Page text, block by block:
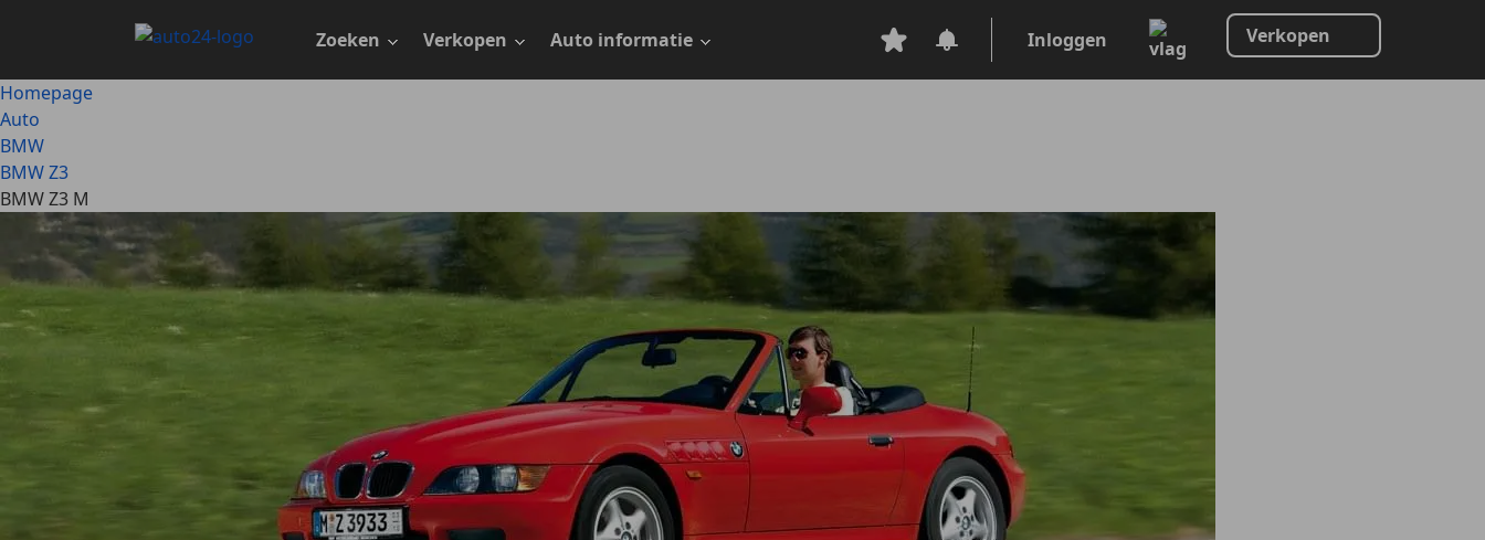
Zoeken Verkopen Auto informatie Inloggen Verkopen
Homepage
Auto
BMW
BMW Z3
BMW Z3 M